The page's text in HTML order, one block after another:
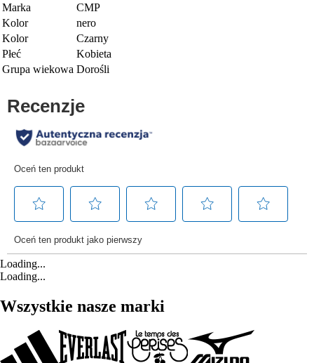
Marka
CMP
Kolor
nero
Kolor
Czarny
Płeć
Kobieta
Grupa wiekowa Dorośli
Loading...
Loading...
Wszystkie nasze marki